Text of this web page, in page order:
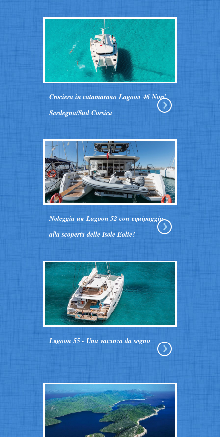
Crociera in catamarano Lagoon 46 Nord
Sardegna/Sud Corsica
Noleggia un Lagoon 52 con equipaggio
alla scoperta delle Isole Eolie!
Lagoon 55 - Una vacanza da sogno